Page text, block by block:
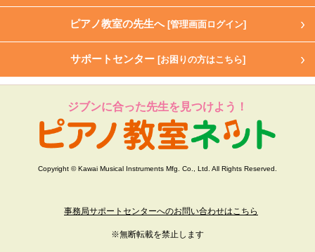
ピアノ教室の先生へ [管理画面ログイン]
サポートセンター [お困りの方はこちら]
ジブンに合った先生を見つけよう！
Copyright © Kawai Musical Instruments Mfg. Co., Ltd. All Rights Reserved.
事務局サポートセンターへのお問い合わせはこちら
※無断転載を禁止します